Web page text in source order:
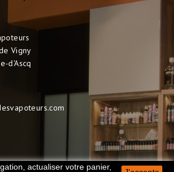
Vigny
d'Ascq
actualiser votre panier,